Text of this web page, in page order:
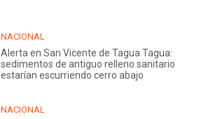
NACIONAL
Alerta en San Vicente de Tagua Tagua:
sedimentos de antiguo relleno sanitario
estarían escurriendo cerro abajo
NACIONAL